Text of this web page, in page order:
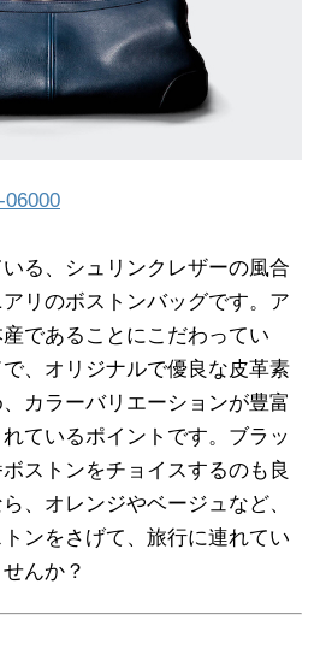
る、シュリンクレザーの風合
リのボストンバッグです。ア
であることにこだわってい
、オリジナルで優良な皮革素
カラーバリエーションが豊富
ているポイントです。ブラッ
ストンをチョイスするのも良
、オレンジやベージュなど、
ンをさげて、旅行に連れてい
んか？